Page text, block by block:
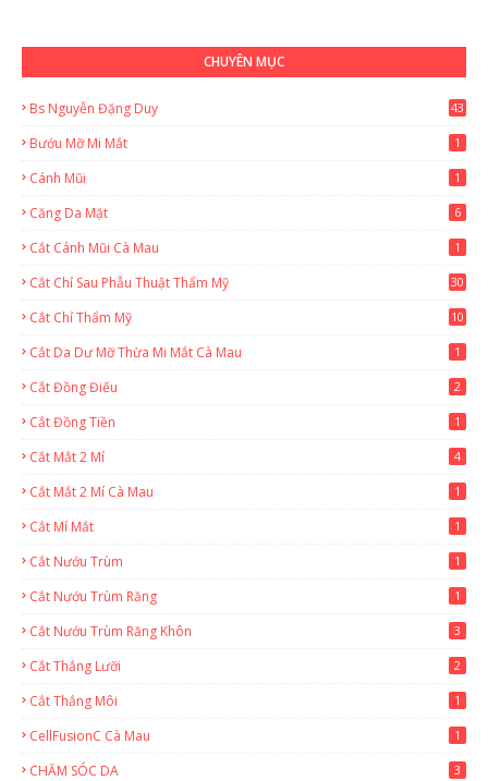
CHUYÊN MỤC
Bs Nguyễn Đặng Duy
43
Bướu Mỡ Mi Mắt 1
Cánh Mũi 1
Căng Da Mặt 6
Cắt Cánh Mũi Cà Mau 1
Cắt Chỉ Sau Phẫu Thuật Thẩm Mỹ 30
Cắt Chỉ Thẩm Mỹ 10
Cắt Da Dư Mỡ Thừa Mi Mắt Cà Mau 1
Cắt Đồng Điếu 2
Cắt Đồng Tiền 1
Cắt Mắt 2 Mí 4
Cắt Mắt 2 Mí Cà Mau 1
Cắt Mí Mắt 1
Cắt Nướu Trùm 1
Cắt Nướu Trùm Răng 1
Cắt Nướu Trùm Răng Khôn 3
Cắt Thắng Lưỡi 2
Cắt Thắng Môi 1
CellFusionC Cà Mau 1
CHĂM SÓC DA 3